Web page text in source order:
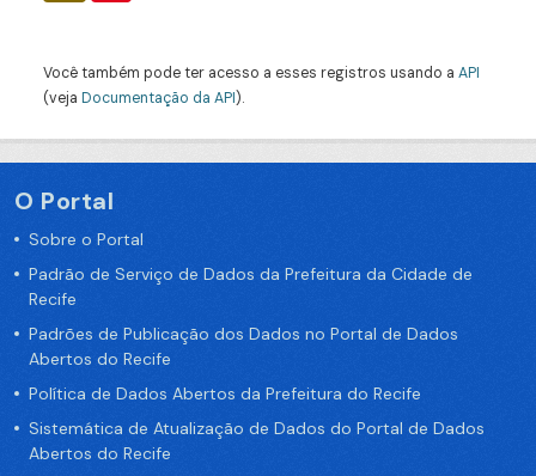
Você também pode ter acesso a esses registros usando a API
(veja Documentação da API).
O Portal
Sobre o Portal
Padrão de Serviço de Dados da Prefeitura da Cidade de
Recife
Padrões de Publicação dos Dados no Portal de Dados
Abertos do Recife
Política de Dados Abertos da Prefeitura do Recife
Sistemática de Atualização de Dados do Portal de Dados
Abertos do Recife